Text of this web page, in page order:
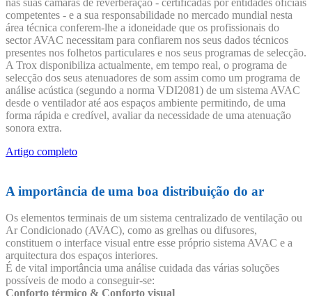
nas suas câmaras de reverberação - certificadas por entidades oficiais
competentes - e a sua responsabilidade no mercado mundial nesta
área técnica conferem-lhe a idoneidade que os profissionais do
sector AVAC necessitam para confiarem nos seus dados técnicos
presentes nos folhetos particulares e nos seus programas de selecção.
A Trox disponibiliza actualmente, em tempo real, o programa de
selecção dos seus atenuadores de som assim como um programa de
análise acústica (segundo a norma VDI2081) de um sistema AVAC
desde o ventilador até aos espaços ambiente permitindo, de uma
forma rápida e credível, avaliar da necessidade de uma atenuação
sonora extra.
Artigo completo
A importância de uma boa distribuição do ar
Os elementos terminais de um sistema centralizado de ventilação ou
Ar Condicionado (AVAC), como as grelhas ou difusores,
constituem o interface visual entre esse próprio sistema AVAC e a
arquitectura dos espaços interiores.
É de vital importância uma análise cuidada das várias soluções
possíveis de modo a conseguir-se:
Conforto térmico & Conforto visual